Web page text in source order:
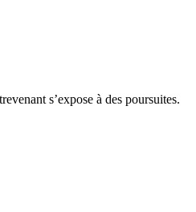
s’expose à des poursuites.